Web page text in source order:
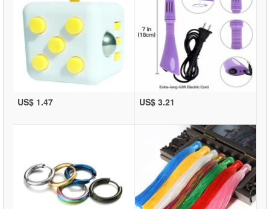
US$ 1.47 US$ 3.21